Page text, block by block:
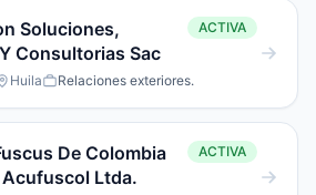
Consultorias Sac
ACTIVA
Huila Relaciones exteriores.
De Colombia
Acufuscol Ltda.
ACTIVA